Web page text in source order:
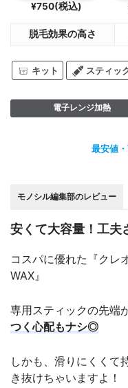
¥750(税込)
脱毛効果の高さ
キット スティッ
電子レンジ加熱
最安値
モノシル編集部のレビュー
安くて大容量！工夫
コスパに優れた『クレ
WAX』
専用スティックの先端
つく心配もナシ◎
しかも、滑りにくくて
き抜けちゃいますよ！